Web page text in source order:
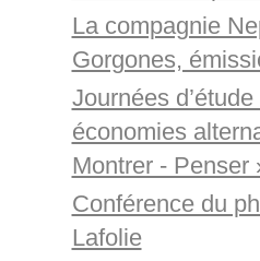
La compagnie
Gorgones,
Journées
économies
Montrer - Penser
Conférence du
Lafolie